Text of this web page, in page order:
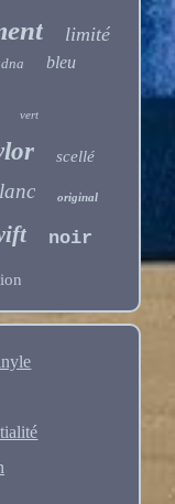
limité
bleu
vert
scellé
original
noir